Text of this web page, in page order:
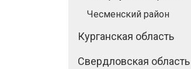
Чесменский район
Курганская область
Свердловская область